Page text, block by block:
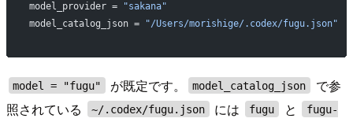
model_provider =
"sakana"
model_catalog_json =
"/Users/morishige/.codex/fugu.json"
model = "fugu" が既定です。 model_catalog_json
で参
照されている
~/.codex/fugu.json には fugu と
fugu-